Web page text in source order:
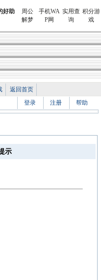
好助
周公
解梦
手机WA
P网
实用查
询
积分游
戏
返回首页
登录
注册 帮助
示